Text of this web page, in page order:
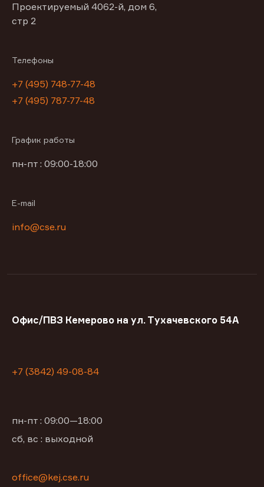
Проектируемый 4062-й, дом 6,
стр 2
Телефоны
+7 (495) 748-77-48
+7 (495) 787-77-48
График работы
пн-пт : 09:00-18:00
E-mail
info@cse.ru
Офис/ПВЗ Кемерово на ул. Тухачевского 54А
+7 (3842) 49-08-84
пн-пт : 09:00—18:00
сб, вс : выходной
office@kej.cse.ru